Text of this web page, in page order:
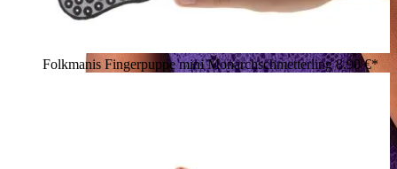
Folkmanis Fingerpuppe mini Monarchschmetterling8,90 €*